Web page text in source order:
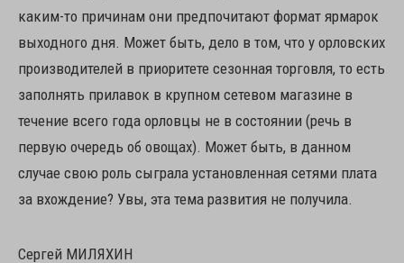
каким-то причинам они предпочитают формат ярмарок
выходного дня. Может быть, дело в том, что у орловских
производителей в приоритете сезонная торговля, то есть
заполнять прилавок в крупном сетевом магазине в
течение всего года орловцы не в состоянии (речь в
первую очередь об овощах). Может быть, в данном
случае свою роль сыграла установленная сетями плата
за вхождение? Увы, эта тема развития не получила.
Сергей МИЛЯХИН